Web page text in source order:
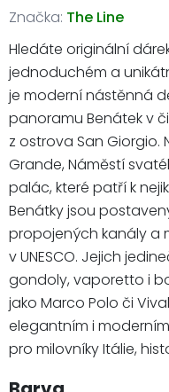
Značka: The Line
Hledáte originální
jednoduchém a
je moderní nástěnná
panoramu Benátek v
z ostrova San
Grande, Náměstí
palác, které patří k
Benátky jsou
propojených kanály a
v UNESCO. Jejich
gondoly, vaporetto i
jako Marco Polo či
elegantním i
pro milovníky Itálie,